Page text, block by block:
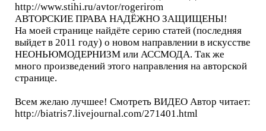
http://www.stihi.ru/avtor/rogerirom
АВТОРСКИЕ ПРАВА НАДЁЖНО ЗАЩИЩЕНЫ!
На моей странице найдёте серию статей (последняя
выйдет в 2011 году) о новом направлении в искусстве
НЕОНЬЮМОДЕРНИЗМ или АССМОДА. Так же
много произведений этого направления на авторской
странице.
Всем желаю лучшее! Смотреть ВИДЕО Автор читает:
http://biatris7.livejournal.com/271401.html